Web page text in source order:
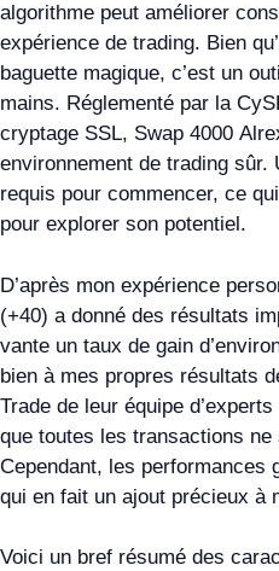
algorithme peut améliorer
expérience de trading. Bien
baguette magique, c’est un
mains. Réglementé par la
cryptage SSL, Swap 4000
environnement de trading sûr.
requis pour commencer, ce
pour explorer son potentiel.
D’après mon expérience
(+40) a donné des résultats
vante un taux de gain
bien à mes propres résultats
Trade de leur équipe
que toutes les transactions ne
Cependant, les performances
qui en fait un ajout précieux à
Voici un bref résumé des